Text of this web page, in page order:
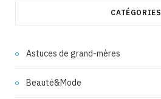
CATÉGORIES
Astuces de grand-mères
Beauté&Mode